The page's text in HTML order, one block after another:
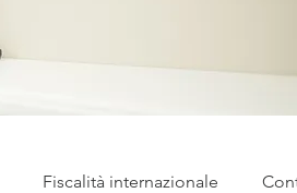
Fiscalità internazionale